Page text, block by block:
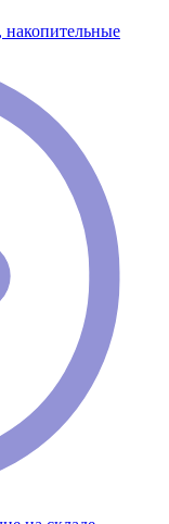
накопительные